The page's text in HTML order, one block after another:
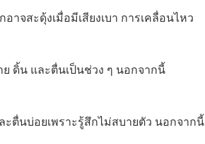
าจสะดุ้งเมื่อมีเสียงเบา การเคลื่อนไหว
ดิ้น และตื่นเป็นช่วง ๆ นอกจากนี้
ตื่นบ่อยเพราะรู้สึกไม่สบายตัว นอกจากนี้